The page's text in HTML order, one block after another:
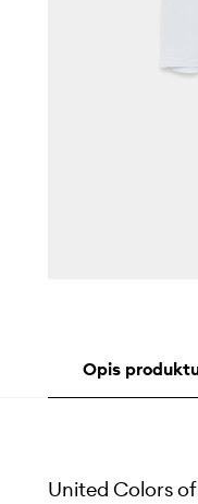
Opis
United Colors